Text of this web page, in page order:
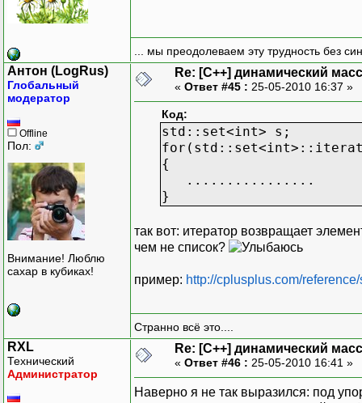
... мы преодолеваем эту трудность без
Антон (LogRus)
Глобальный
модератор
Offline
Пол:
Внимание! Люблю
сахар в кубиках!
Re: [C++] динамический
« Ответ #45 : 25-05-2010 16:37 »
Код:
std::set<int> s;
{
................
}
так вот: итератор возвращает
чем не список?
пример: http://cplusplus.com/
Странно всё это....
RXL
Технический
Администратор
Re: [C++] динамический
« Ответ #46 : 25-05-2010 16:41 »
Наверно я не так выразился: под